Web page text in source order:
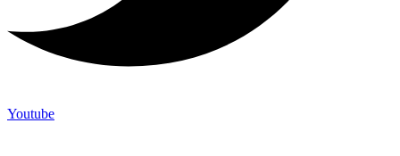
Youtube